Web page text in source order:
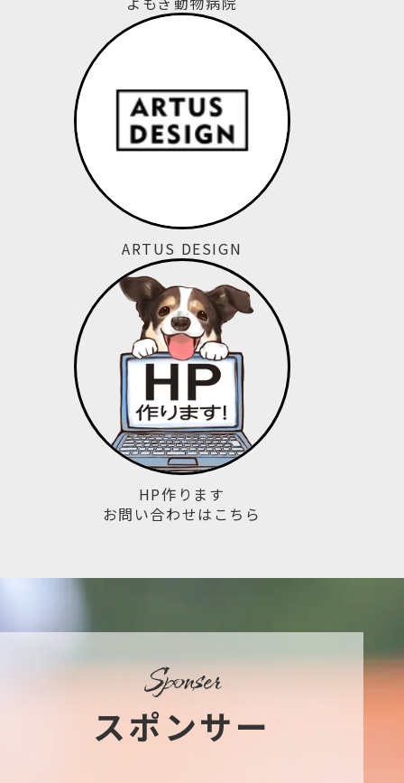
ARTUS DESIGN
HP作ります
お問い合わせはこちら
スポンサー
sponser